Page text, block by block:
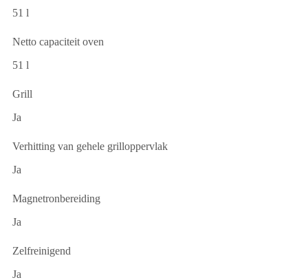
51 l
Netto capaciteit oven
51 l
Grill
Ja
Verhitting van gehele grilloppervlak
Ja
Magnetronbereiding
Ja
Zelfreinigend
Ja